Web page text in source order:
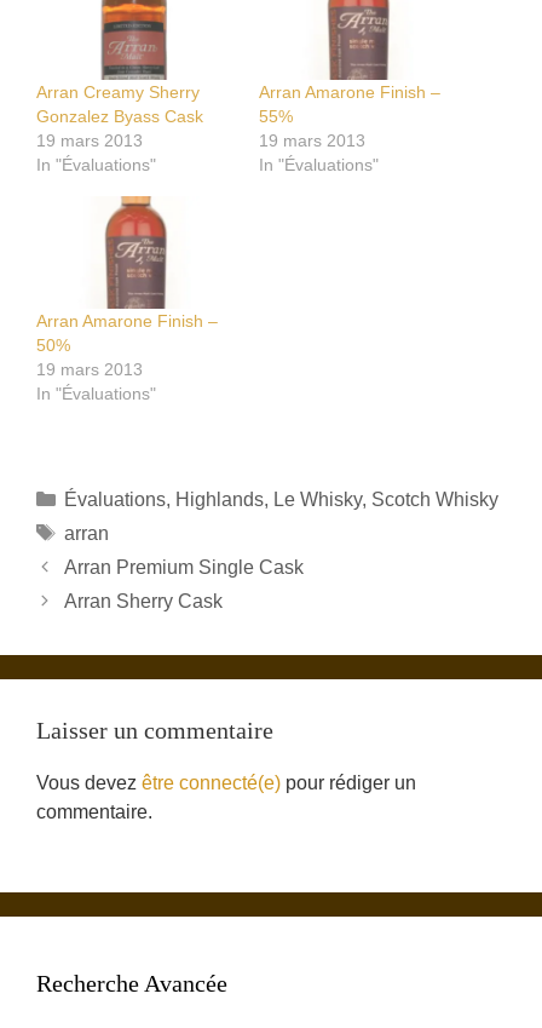
Arran Creamy Sherry
Gonzalez Byass Cask
19 mars 2013
In "Évaluations"
Arran Amarone Finish –
55%
19 mars 2013
In "Évaluations"
Arran Amarone Finish –
50%
19 mars 2013
In "Évaluations"
Catégories
Évaluations, Highlands, Le Whisky, Scotch Whisky
Étiquettes
arran
Arran Premium Single Cask
Arran Sherry Cask
Laisser un commentaire
Vous devez être connecté(e) pour rédiger un
commentaire.
Recherche Avancée